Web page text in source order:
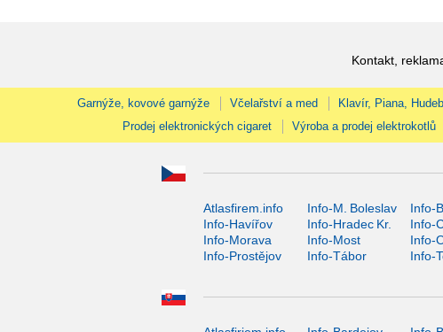
Kontakt,
Garnýže, kovové garnýže Včelařství a med Klavír, Piana,
Prodej elektronických cigaret
Výroba a prodej elektrokotlů
Atlasfirem.info Info-M. Boleslav Info-
Info-Havířov
Info-Hradec Kr. Info-
Info-Morava
Info-Most Info-
Info-Prostějov
Info-Tábor Info-